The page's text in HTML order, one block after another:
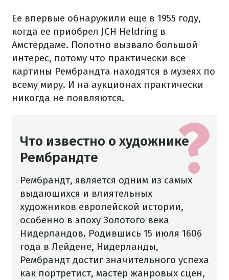
Ее впервые обнаружили еще в 1955 году,
когда ее приобрел JCH Heldring в
Амстердаме. Полотно вызвало большой
интерес, потому что практически все
картины Рембрандта находятся в музеях по
всему миру. И на аукционах практически
никогда не появляются.
Что известно о художнике
Рембрандте
Рембрандт, является одним из самых
выдающихся и влиятельных
художников европейской истории,
особенно в эпоху Золотого века
Нидерландов. Родившись 15 июля 1606
года в Лейдене, Нидерланды,
Рембрандт достиг значительного успеха
как портретист, мастер жанровых сцен,